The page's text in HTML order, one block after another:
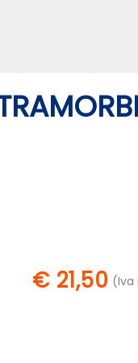
€ 21,50 (Iva